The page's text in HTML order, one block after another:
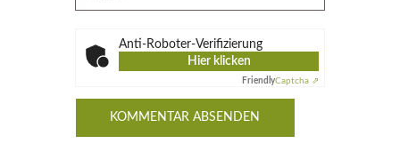
Anti-Roboter-Verifizierung
Hier klicken
FriendlyCaptcha ⇗